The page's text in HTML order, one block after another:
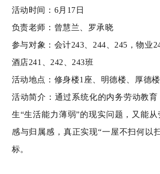
活动时间：6月17日
负责老师：曾慧兰、罗承晓
参与对象：会计243、244、245，物业
酒店241、242、243班
活动地点：修身楼1座、明德楼、厚德楼
活动简介： 通过系统化的内务劳动教
生“生活能力薄弱”的现实问题，又能
感与归属感，真正实现“一屋不扫何以
标。